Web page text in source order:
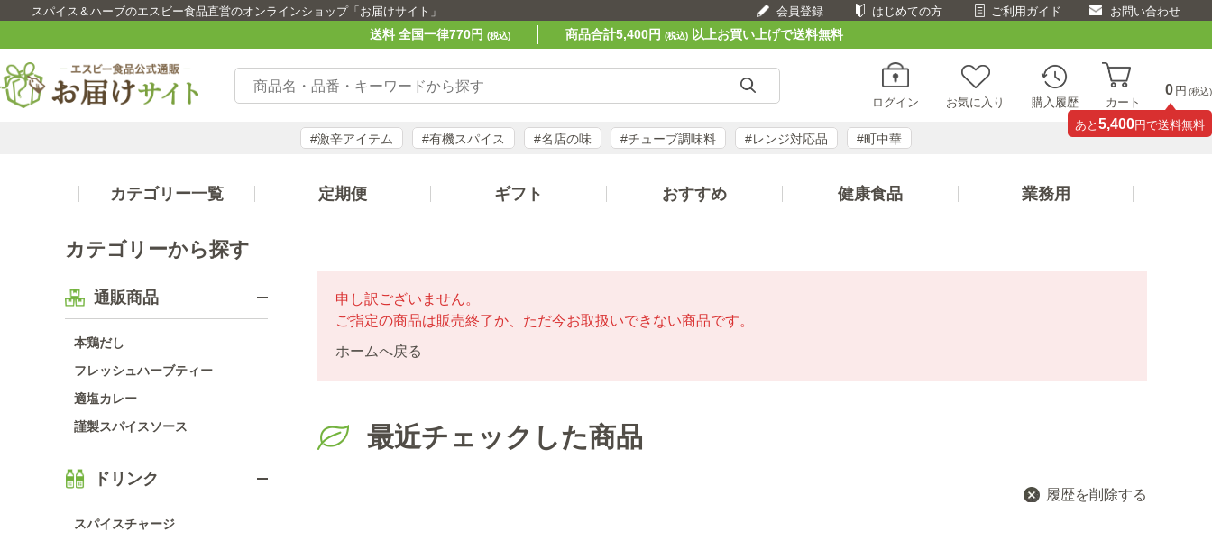
スパイス＆ハーブのエスビー食品直営のオンラインショップ「お届けサイト」 会員登録 はじめての方 ご利用ガイド お問い合わせ
送料 全国一律770円 (税込) 商品合計5,400円 (税込)以上お買い上げで送料無料
ログイン お気に入り 購入履歴 カート
0 円 (税込)
あと 5,400円で送料無料
#激辛アイテム #有機スパイス #名店の味 #チューブ調味料 #レンジ対応品 #町中華
カテゴリー一覧 定期便 ギフト おすすめ 健康食品 業務用
カテゴリーから探す
通販商品
本鶏だし
フレッシュハーブティー
適塩カレー
謹製スパイスソース
ドリンク
スパイスチャージ
申し訳ございません。
ご指定の商品は販売終了か、ただ今お取扱いできない商品です。
ホームへ戻る
最近チェックした商品
履歴を削除する